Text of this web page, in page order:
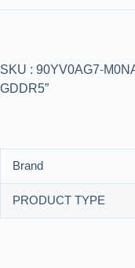
SKU : 90YV0AG7-
GDDR5”
Brand
PRODUCT TYPE